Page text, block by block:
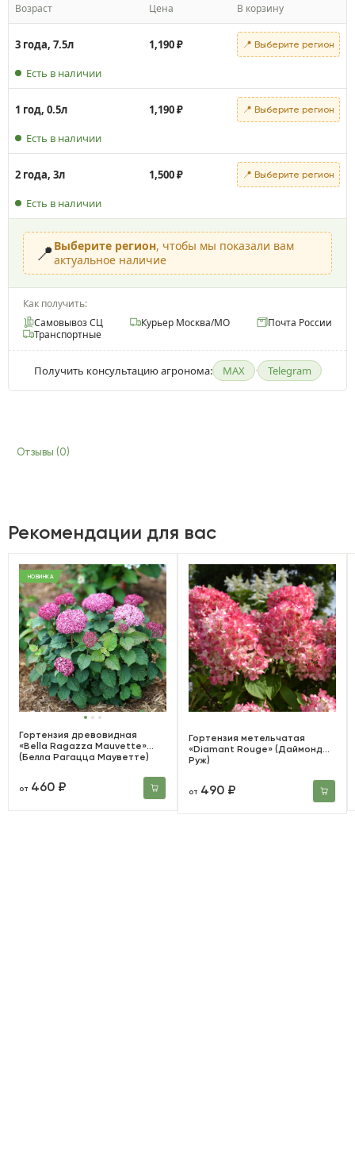
Возраст Цена В корзину
3 года, 7.5л 1,190₽ 📍 Выберите регион
Есть в наличии
1 год, 0.5л 1,190₽ 📍 Выберите регион
Есть в наличии
2 года, 3л 1,500₽ 📍 Выберите регион
Есть в наличии
📍 Выберите регион, чтобы мы показали вам
актуальное наличие
Как получить:
Самовывоз СЦ
Курьер Москва/МО
Почта России
Транспортные
Получить консультацию агронома: MAX · Telegram
Отзывы (0)
Рекомендации для вас
НОВИНКА
Гортензия древовидная
«Bella Ragazza Mauvette»
(Белла Рагацца Мауветте)
от 460 ₽
Гортензия метельчатая
«Diamant Rouge» (Даймонд
Руж)
от 490 ₽